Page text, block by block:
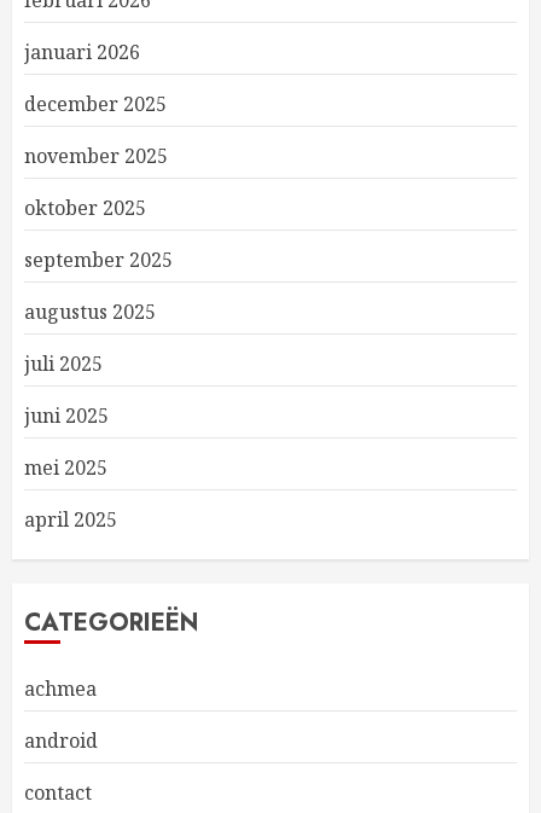
januari 2026
december 2025
november 2025
oktober 2025
september 2025
augustus 2025
juli 2025
juni 2025
mei 2025
april 2025
CATEGORIEËN
achmea
android
contact